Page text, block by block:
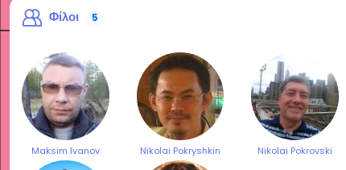
Φίλοι 5
Maksim Ivanov Nikolai Pokryshkin Nikolai Pokrovski